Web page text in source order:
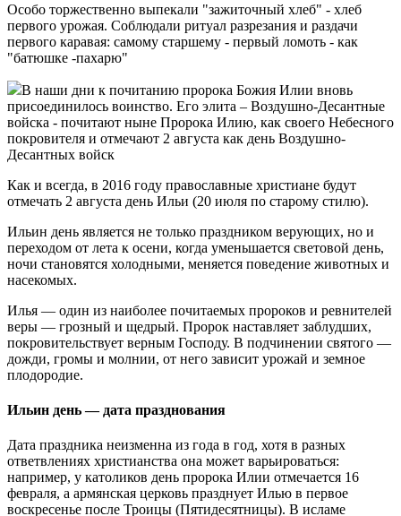
Особо торжественно выпекали "зажиточный хлеб" - хлеб
первого урожая. Соблюдали ритуал разрезания и раздачи
первого каравая: самому старшему - первый ломоть - как
"батюшке -пахарю"
В наши дни к почитанию пророка Божия Илии вновь
присоединилось воинство. Его элита – Воздушно-Десантные
войска - почитают ныне Пророка Илию, как своего Небесного
покровителя и отмечают 2 августа как день Воздушно-
Десантных войск
Как и всегда, в 2016 году православные христиане будут
отмечать 2 августа день Ильи (20 июля по старому стилю).
Ильин день является не только праздником верующих, но и
переходом от лета к осени, когда уменьшается световой день,
ночи становятся холодными, меняется поведение животных и
насекомых.
Илья — один из наиболее почитаемых пророков и ревнителей
веры — грозный и щедрый. Пророк наставляет заблудших,
покровительствует верным Господу. В подчинении святого —
дожди, громы и молнии, от него зависит урожай и земное
плодородие.
Ильин день — дата празднования
Дата праздника неизменна из года в год, хотя в разных
ответвлениях христианства она может варьироваться:
например, у католиков день пророка Илии отмечается 16
февраля, а армянская церковь празднует Илью в первое
воскресенье после Троицы (Пятидесятницы). В исламе